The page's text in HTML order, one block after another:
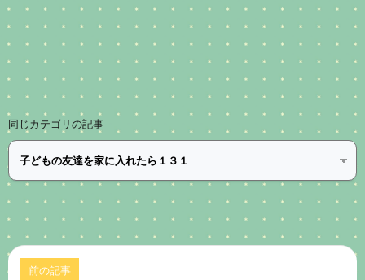
同じカテゴリの記事
前の記事